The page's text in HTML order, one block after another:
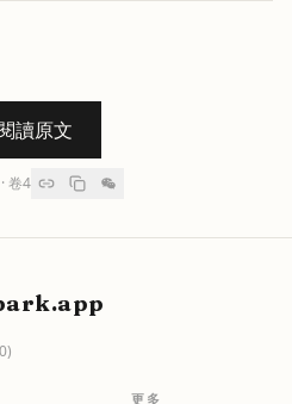
讀原文
· 卷4
更多